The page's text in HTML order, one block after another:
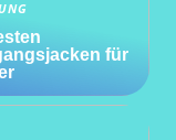
für